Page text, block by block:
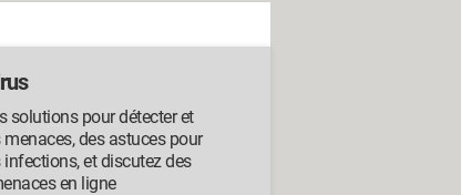
solutions pour détecter et
des astuces pour
infections, et discutez des
en ligne